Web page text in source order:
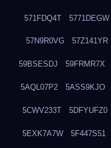
571FDQ4T 5771DEGW
57N9R0VG 57Z141YR
59BSESDJ 59FRMR7X
5AQL07P2 5ASS9KJO
5CWV233T 5DFYUFZ0
5EXK7A7W 5F447S51